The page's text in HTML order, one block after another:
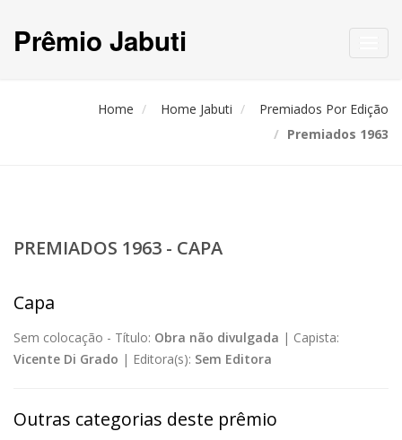
Prêmio Jabuti
Home Home Jabuti
Premiados Por Edição
Premiados 1963
PREMIADOS 1963 - CAPA
Capa
Sem colocação - Título: Obra não divulgada | Capista:
Vicente Di Grado | Editora(s): Sem Editora
Outras categorias deste prêmio